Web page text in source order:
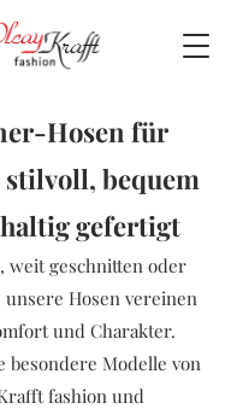
Hosen für
stilvoll, bequem
gefertigt
weit geschnitten oder
Hosen vereinen
und Charakter.
besondere Modelle von
fashion und